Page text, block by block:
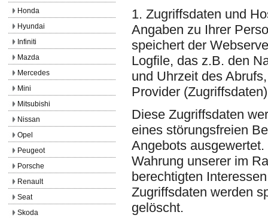
1. Zugriffsdaten und
Angaben zu Ihrer
speichert der
Logfile, das z.B. den
und Uhrzeit des
Provider
Diese Zugriffsdaten
eines störungsfreien
Angebots
Wahrung unserer im
berechtigten
Zugriffsdaten werden
gelöscht.
Honda
Hyundai
Infiniti
Mazda
Mercedes
Mini
Mitsubishi
Nissan
Opel
Peugeot
Porsche
Renault
Seat
Skoda